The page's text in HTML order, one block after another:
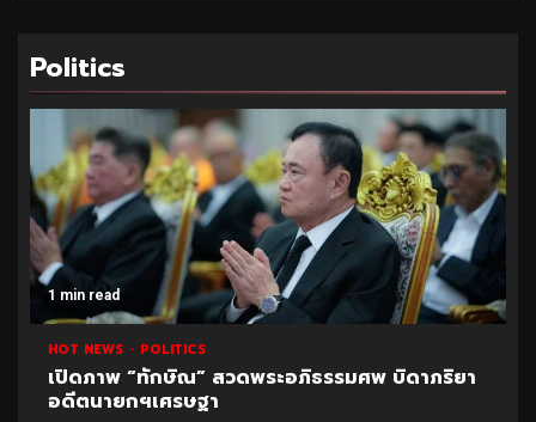
Politics
1 min read
HOT NEWS POLITICS
ปูด!ข้อมูลใหม่สอบท้องถิ่น อ้างพบชื่อ “อนุทิน” โยง
มหา’ลัย